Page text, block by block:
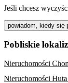
Jeśli chcesz
powiadom, kiedy się
Pobliskie
Nieruchomości
Nieruchomości